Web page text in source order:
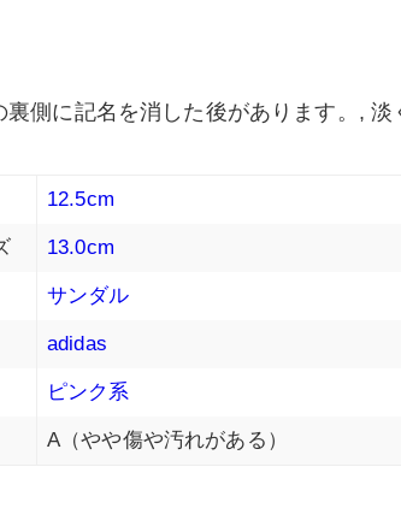
側に記名を消した後があります。, 淡
12.5cm
13.0cm
サンダル
adidas
ピンク系
A（やや傷や汚れがある）